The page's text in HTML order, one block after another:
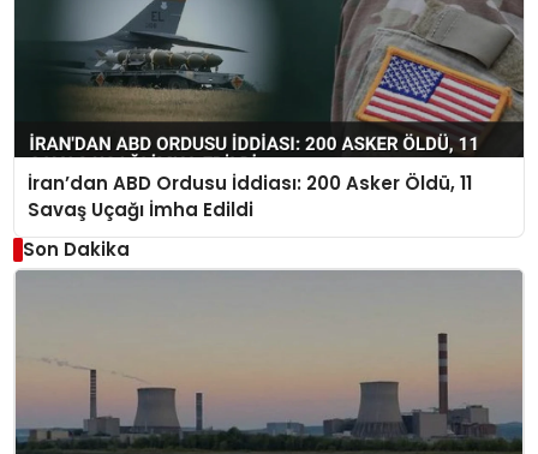
İran’dan ABD Ordusu İddiası: 200 Asker Öldü, 11
Savaş Uçağı İmha Edildi
Son Dakika